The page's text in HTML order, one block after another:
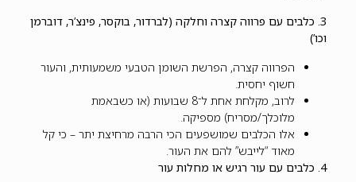
3. כלבים עם פרווה קצרה וחלקה (לברדור, בוקסר, פינצ’ר, דוברמן
וכו’)
הפרווה קצרה, הפרשת השומן הטבעי משמעותית, והעור
חשוף יחסית.
לרוב, מקלחת אחת ל־8 שבועות (או כשבאמת
מלוכלך/מסריח) מספיקה.
אלו הכלבים שמושפעים הכי הרבה מרחיצת יתר – כי קל
מאוד “לייבש” להם את העור.
4. כלבים עם עור רגיש או מחלות עור